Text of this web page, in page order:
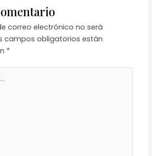
correo electrónico no será
campos obligatorios están
*